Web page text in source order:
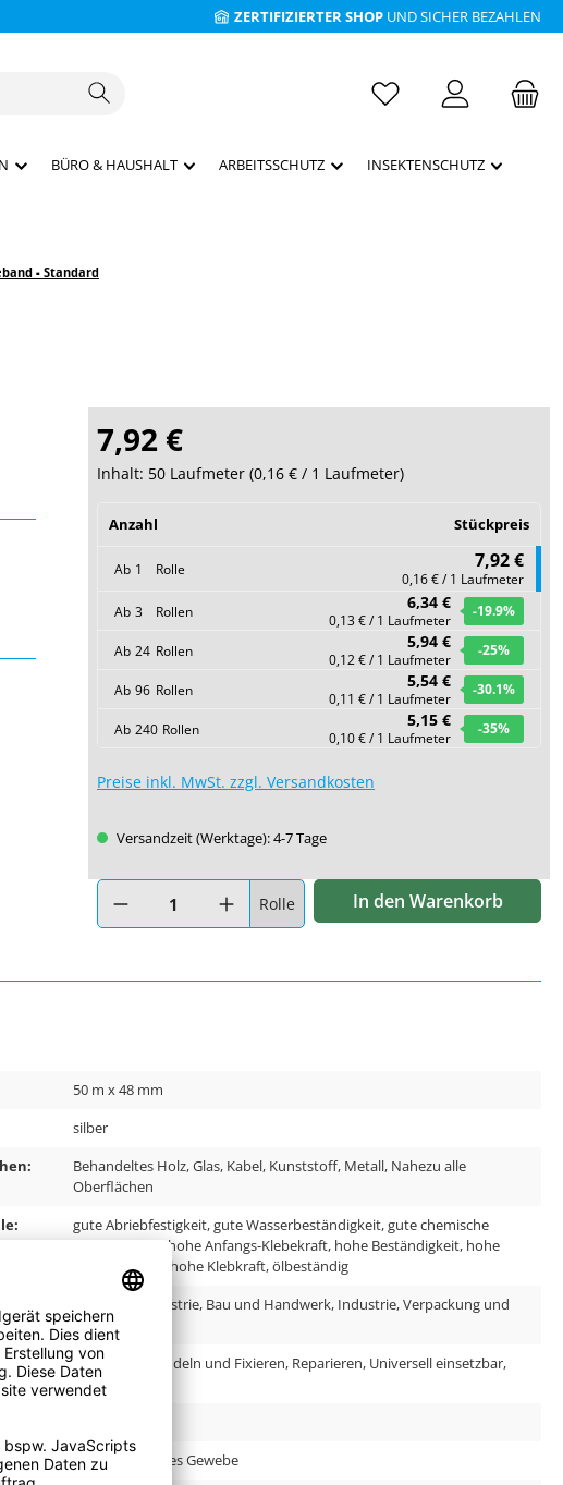
ZERTIFIZIERTER SHOP UND SICHER BEZAHLEN
BÜRO & HAUSHALT ARBEITSSCHUTZ INSEKTENSCHUTZ
- Standard
7,92 €
Inhalt: 50 Laufmeter (0,16 € / 1 Laufmeter)
Anzahl Stückpreis
Ab 1 Rolle 7,92 €
0,16 € / 1 Laufmeter
Ab 3 Rollen 6,34 €
0,13 € / 1 Laufmeter
-19.9%
Ab 24 Rollen 5,94 €
0,12 € / 1 Laufmeter
-25%
Ab 96 Rollen 5,54 €
0,11 € / 1 Laufmeter
-30.1%
Ab 240 Rollen 5,15 €
0,10 € / 1 Laufmeter
-35%
Preise inkl. MwSt. zzgl. Versandkosten
Versandzeit (Werktage): 4-7 Tage
Produkt Anzahl: Gib den gewünschten Wert ein oder benutze
Rolle In den Warenkorb
50 m x 48 mm
silber
Behandeltes Holz, Glas, Kabel, Kunststoff, Metall, Nahezu alle
Oberflächen
gute Abriebfestigkeit, gute Wasserbeständigkeit, gute chemische
Beständigkeit, hohe Anfangs-Klebekraft, hohe Beständigkeit, hohe
Endklebekraft, hohe Klebkraft, ölbeständig
Automobilindustrie, Bau und Handwerk, Industrie, Verpackung und
Logistik
Befestigen, Bündeln und Fixieren, Reparieren, Universell einsetzbar,
Verpacken
PE-beschichtetes Gewebe